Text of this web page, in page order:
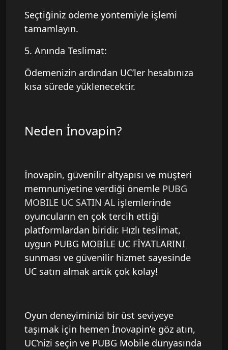
Seçtiğiniz ödeme yöntemiyle işlemi
tamamlayın.
5. Anında Teslimat:
Ödemenizin ardından UC’ler hesabınıza
kısa sürede yüklenecektir.
Neden İnovapin?
İnovapin, güvenilir altyapısı ve müşteri
memnuniyetine verdiği önemle PUBG
MOBILE UC SATIN AL işlemlerinde
oyuncuların en çok tercih ettiği
platformlardan biridir. Hızlı teslimat,
uygun PUBG MOBİLE UC FİYATLARINI
sunması ve güvenilir hizmet sayesinde
UC satın almak artık çok kolay!
Oyun deneyiminizi bir üst seviyeye
taşımak için hemen İnovapin’e göz atın,
UC’nizi seçin ve PUBG Mobile dünyasında